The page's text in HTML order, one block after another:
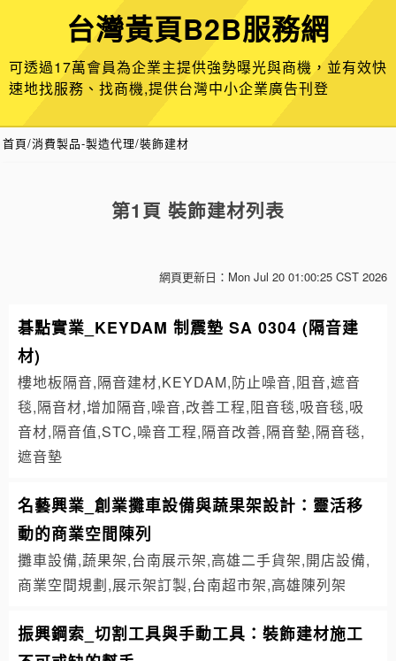
台灣黃頁B2B服務網
可透過17萬會員為企業主提供強勢曝光與商機，並有效快
速地找服務、找商機,提供台灣中小企業廣告刊登
首頁/消費製品-製造代理/裝飾建材
第1頁 裝飾建材列表
網頁更新日： Mon Jul 20 01:00:25 CST 2026
碁點實業_KEYDAM 制震墊 SA 0304 (隔音建
材)
樓地板隔音,隔音建材,KEYDAM,防止噪音,阻音,遮音
毯,隔音材,增加隔音,噪音,改善工程,阻音毯,吸音毯,吸
音材,隔音值,STC,噪音工程,隔音改善,隔音墊,隔音毯,
遮音墊
名藝興業_創業攤車設備與蔬果架設計：靈活移
動的商業空間陳列
攤車設備,蔬果架,台南展示架,高雄二手貨架,開店設備,
商業空間規劃,展示架訂製,台南超市架,高雄陳列架
振興鋼索_切割工具與手動工具：裝飾建材施工